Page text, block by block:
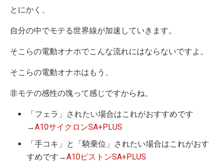
とにかく、
自分の中でモテる世界線が加速していきます。
そこらの電動オナホでこんな流れにはならないですよ。
そこらの電動オナホはもう、
非モテの感性の塊って感じですからね。
「フェラ」されたい場合はこれがおすすめです
→A10サイクロンSA+PLUS
「手コキ」と「騎乗位」されたい場合はこれがおす
すめです→A10ピストンSA+PLUS